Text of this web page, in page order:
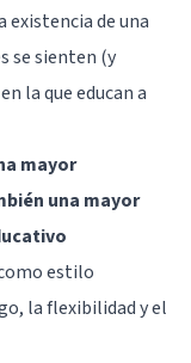
existencia de una
se sienten (y
la que educan a
mayor
una mayor
estilo
la flexibilidad y el